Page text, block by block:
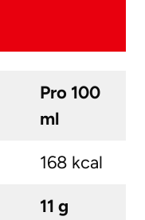
Pro 100
ml
168 kcal
11 g